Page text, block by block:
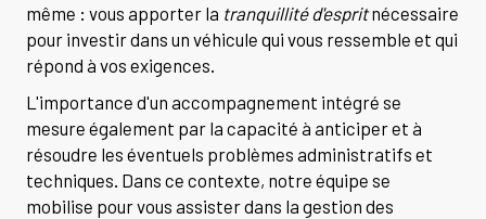
même : vous apporter la tranquillité d'espritnécessaire
pour investir dans un véhicule qui vous ressemble et qui
répond à vos exigences.
L'importance d'un accompagnement intégré se
mesure également par la capacité à anticiper et à
résoudre les éventuels problèmes administratifs et
techniques. Dans ce contexte, notre équipe se
mobilise pour vous assister dans la gestion des